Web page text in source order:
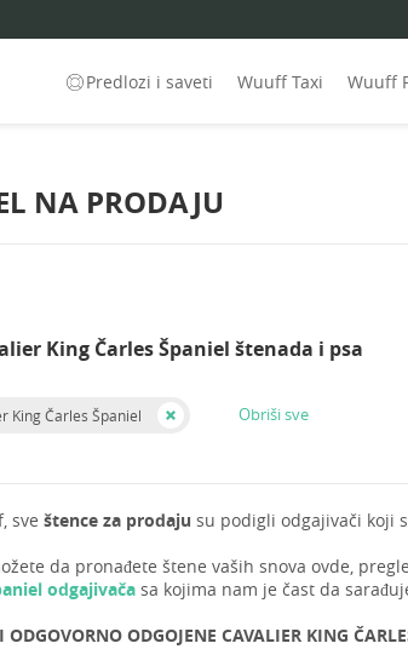
Predlozi i saveti Wuuff Taxi Wuuff
NA PRODAJU
King Čarles Španiel štenada i psa
King Čarles Španiel Obriši sve
sve štence za prodaju su podigli odgajivači koji
da pronađete štene vaših snova ovde,
odgajivača sa kojima nam je čast da
ODGOJENE CAVALIER KING